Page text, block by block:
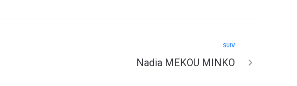
SUIV
Nadia MEKOU MINKO